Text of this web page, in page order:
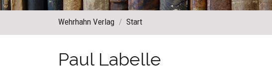
Wehrhahn Verlag Start
Paul Labelle